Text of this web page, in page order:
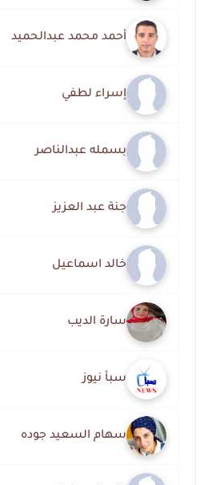
أحمد محمد عبدالحميد
إسراء لطفي
بسمله عبدالناصر
جنة عبد العزيز
خالد اسماعيل
سارة الديب
سبأ نيوز
سهام السعيد جوده